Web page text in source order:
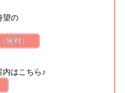
望の
無料）
内はこちら♪